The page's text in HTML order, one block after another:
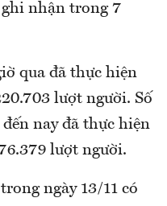
nhận trong 7
qua đã thực hiện
lượt người. Số
nay đã thực hiện
lượt người.
ngày 13/11 có